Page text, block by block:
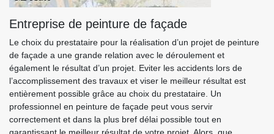
Entreprise de peinture de façade
Le choix du prestataire pour la réalisation d’un projet de peinture
de façade a une grande relation avec le déroulement et
également le résultat d’un projet. Eviter les accidents lors de
l’accomplissement des travaux et viser le meilleur résultat est
entièrement possible grâce au choix du prestataire. Un
professionnel en peinture de façade peut vous servir
correctement et dans la plus bref délai possible tout en